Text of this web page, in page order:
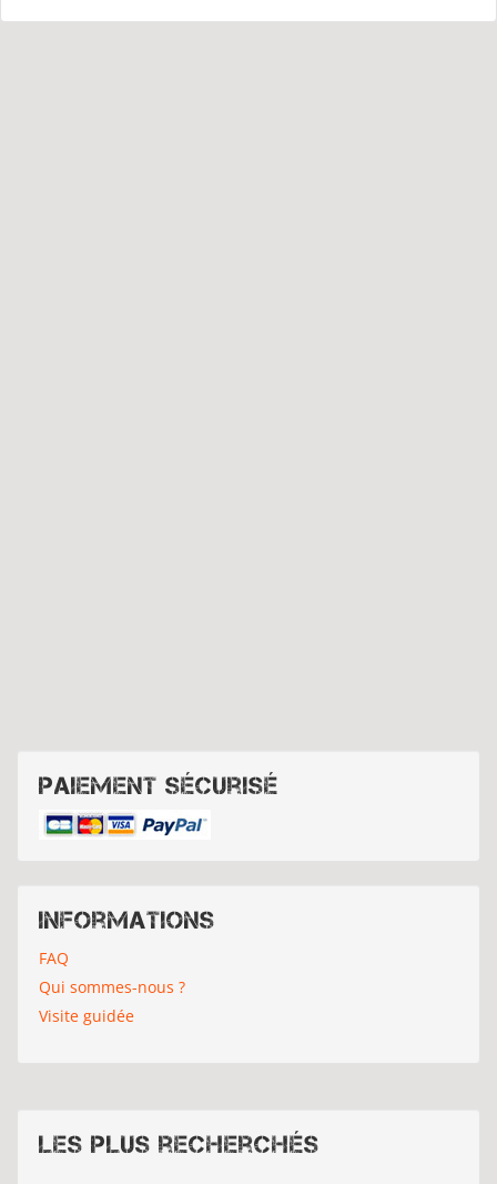
Paiement sécurisé
Informations
FAQ
Qui sommes-nous ?
Visite guidée
Les plus recherchés